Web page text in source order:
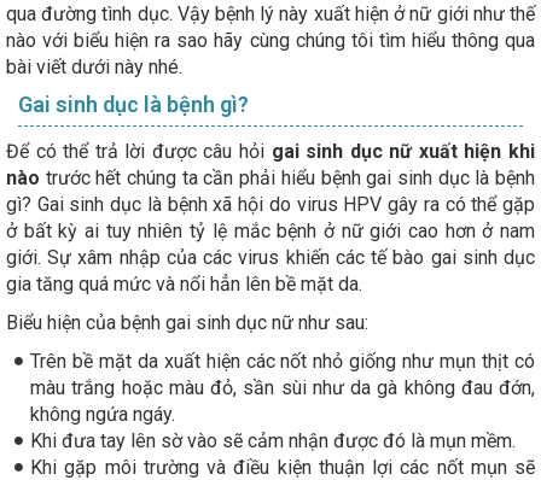
qua đường tình dục. Vậy bệnh lý này xuất hiện ở nữ giới như thế
nào với biểu hiện ra sao hãy cùng chúng tôi tìm hiểu thông qua
bài viết dưới này nhé.
Gai sinh dục là bệnh gì?
Để có thể trả lời được câu hỏi gai sinh dục nữ xuất hiện khi
nào trước hết chúng ta cần phải hiểu bệnh gai sinh dục là bệnh
gì? Gai sinh dục là bệnh xã hội do virus HPV gây ra có thể gặp
ở bất kỳ ai tuy nhiên tỷ lệ mắc bệnh ở nữ giới cao hơn ở nam
giới. Sự xâm nhập của các virus khiến các tế bào gai sinh dục
gia tăng quá mức và nổi hẳn lên bề mặt da.
Biểu hiện của bệnh gai sinh dục nữ như sau:
Trên bề mặt da xuất hiện các nốt nhỏ giống như mụn thịt có
màu trắng hoặc màu đỏ, sần sùi như da gà không đau đớn,
không ngứa ngáy.
Khi đưa tay lên sờ vào sẽ cảm nhận được đó là mụn mềm.
Khi gặp môi trường và điều kiện thuận lợi các nốt mụn sẽ